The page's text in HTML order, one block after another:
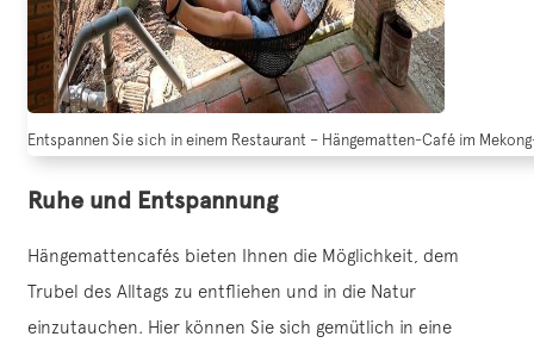
Entspannen Sie sich in einem Restaurant – Hängematten-Café im
Ruhe und Entspannung
Hängemattencafés bieten Ihnen die Möglichkeit, dem
Trubel des Alltags zu entfliehen und in die Natur
einzutauchen. Hier können Sie sich gemütlich in eine